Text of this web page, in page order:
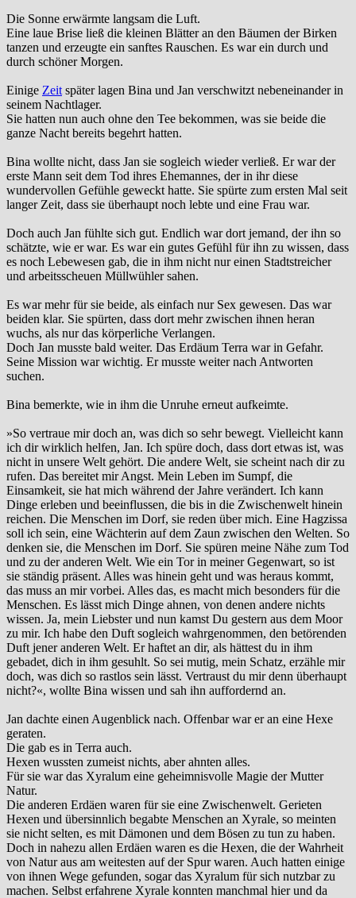
Die Sonne erwärmte langsam die Luft.
Eine laue Brise ließ die kleinen Blätter an den Bäumen der Birken
tanzen und erzeugte ein sanftes Rauschen. Es war ein durch und
durch schöner Morgen.
Einige Zeitspäter lagen Bina und Jan verschwitzt nebeneinander in
seinem Nachtlager.
Sie hatten nun auch ohne den Tee bekommen, was sie beide die
ganze Nacht bereits begehrt hatten.
Bina wollte nicht, dass Jan sie sogleich wieder verließ. Er war der
erste Mann seit dem Tod ihres Ehemannes, der in ihr diese
wundervollen Gefühle geweckt hatte. Sie spürte zum ersten Mal seit
langer Zeit, dass sie überhaupt noch lebte und eine Frau war.
Doch auch Jan fühlte sich gut. Endlich war dort jemand, der ihn so
schätzte, wie er war. Es war ein gutes Gefühl für ihn zu wissen, dass
es noch Lebewesen gab, die in ihm nicht nur einen Stadtstreicher
und arbeitsscheuen Müllwühler sahen.
Es war mehr für sie beide, als einfach nur Sex gewesen. Das war
beiden klar. Sie spürten, dass dort mehr zwischen ihnen heran
wuchs, als nur das körperliche Verlangen.
Doch Jan musste bald weiter. Das Erdäum Terra war in Gefahr.
Seine Mission war wichtig. Er musste weiter nach Antworten
suchen.
Bina bemerkte, wie in ihm die Unruhe erneut aufkeimte.
»So vertraue mir doch an, was dich so sehr bewegt. Vielleicht kann
ich dir wirklich helfen, Jan. Ich spüre doch, dass dort etwas ist, was
nicht in unsere Welt gehört. Die andere Welt, sie scheint nach dir zu
rufen. Das bereitet mir Angst. Mein Leben im Sumpf, die
Einsamkeit, sie hat mich während der Jahre verändert. Ich kann
Dinge erleben und beeinflussen, die bis in die Zwischenwelt hinein
reichen. Die Menschen im Dorf, sie reden über mich. Eine Hagzissa
soll ich sein, eine Wächterin auf dem Zaun zwischen den Welten. So
denken sie, die Menschen im Dorf. Sie spüren meine Nähe zum Tod
und zu der anderen Welt. Wie ein Tor in meiner Gegenwart, so ist
sie ständig präsent. Alles was hinein geht und was heraus kommt,
das muss an mir vorbei. Alles das, es macht mich besonders für die
Menschen. Es lässt mich Dinge ahnen, von denen andere nichts
wissen. Ja, mein Liebster und nun kamst Du gestern aus dem Moor
zu mir. Ich habe den Duft sogleich wahrgenommen, den betörenden
Duft jener anderen Welt. Er haftet an dir, als hättest du in ihm
gebadet, dich in ihm gesuhlt. So sei mutig, mein Schatz, erzähle mir
doch, was dich so rastlos sein lässt. Vertraust du mir denn überhaupt
nicht?«, wollte Bina wissen und sah ihn auffordernd an.
Jan dachte einen Augenblick nach. Offenbar war er an eine Hexe
geraten.
Die gab es in Terra auch.
Hexen wussten zumeist nichts, aber ahnten alles.
Für sie war das Xyralum eine geheimnisvolle Magie der Mutter
Natur.
Die anderen Erdäen waren für sie eine Zwischenwelt. Gerieten
Hexen und übersinnlich begabte Menschen an Xyrale, so meinten
sie nicht selten, es mit Dämonen und dem Bösen zu tun zu haben.
Doch in nahezu allen Erdäen waren es die Hexen, die der Wahrheit
von Natur aus am weitesten auf der Spur waren. Auch hatten einige
von ihnen Wege gefunden, sogar das Xyralum für sich nutzbar zu
machen. Selbst erfahrene Xyrale konnten manchmal hier und da